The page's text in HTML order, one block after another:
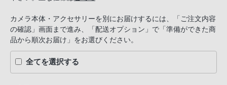
カメラ本体・アクセサリーを別にお届けするには、「ご注文内容
の確認」画面まで進み、「配送オプション」で「準備ができた商
品から順次お届け」をお選びください。
全てを選択する